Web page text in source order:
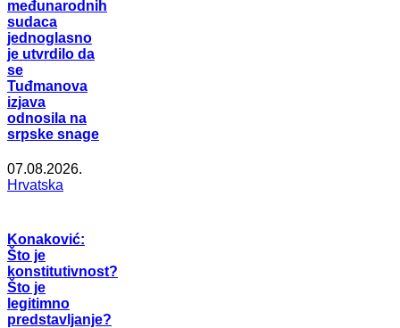
međunarodnih
sudaca
jednoglasno
je utvrdilo da
se
Tuđmanova
izjava
odnosila na
srpske snage
07.08.2026.
Hrvatska
Konaković:
Što je
konstitutivnost?
Što je
legitimno
predstavljanje?